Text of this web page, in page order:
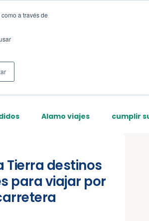
a través de
Alamo viajes cumplir
Tierra destinos
para viajar por